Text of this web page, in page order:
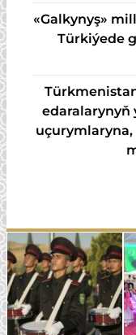
«Galkynyş»
Türkiýede
edaralarynyň